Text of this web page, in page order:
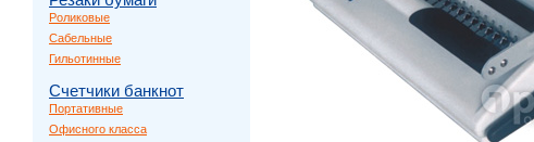
Роликовые
Сабельные
Гильотинные
Счетчики банкнот
Портативные
Офисного класса